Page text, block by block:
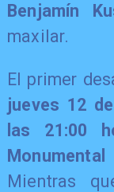
Benjamín
maxilar.
El primer
jueves 12
las 21:00
Mientras